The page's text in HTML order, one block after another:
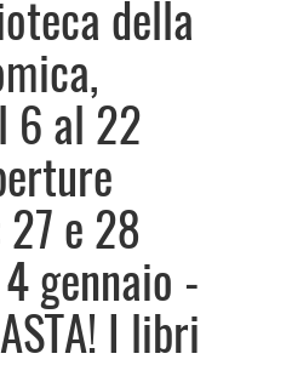
della
6 al 22
e 28
gennaio -
I libri